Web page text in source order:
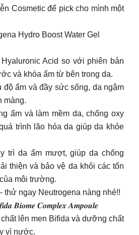
Cosmetic để pick cho mình một
Hydro Boost Water Gel
Acid so với phiên bản
và khóa ẩm từ bên trong da.
độ ẩm và đầy sức sống, da ngậm
màng.
ẩm và làm mềm da, chống oxy
trình lão hóa da giúp da khỏe
trì da ẩm mượt, giúp da chống
thiện và bảo vệ da khỏi các tổn
môi trường.
thử ngay Neutrogena nàng nhé!!
𝑩𝒊𝒐𝒎𝒆 𝑪𝒐𝒎𝒑𝒍𝒆𝒙 𝑨𝒎𝒑𝒐𝒖𝒍𝒆
lên men Bifida và dưỡng chất
vì nước.